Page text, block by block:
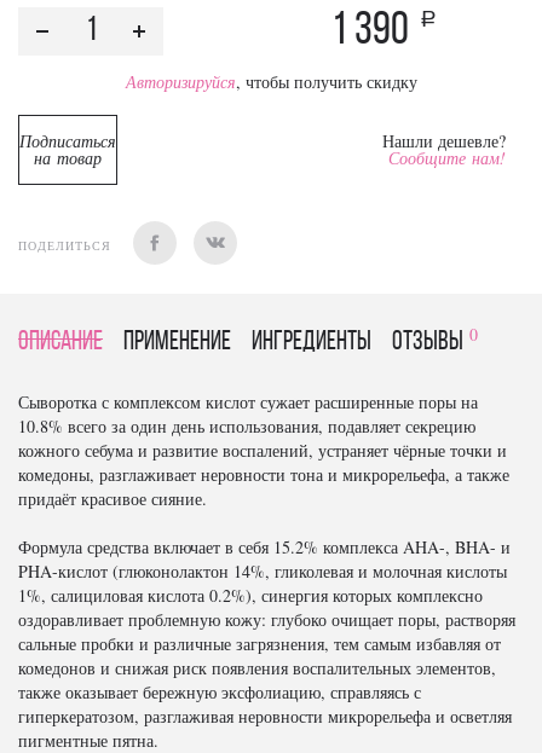
1 390 a
Авторизируйся, чтобы получить скидку
Подписаться
на товар
Нашли дешевле?
Сообщите нам!
ПОДЕЛИТЬСЯ
Описание Применение Ингредиенты отзывы 0
Сыворотка с комплексом кислот сужает расширенные поры на
10.8% всего за один день использования, подавляет секрецию
кожного себума и развитие воспалений, устраняет чёрные точки и
комедоны, разглаживает неровности тона и микрорельефа, а также
придаёт красивое сияние.
Формула средства включает в себя 15.2% комплекса AHA-, BHA- и
PHA-кислот (глюконолактон 14%, гликолевая и молочная кислоты
1%, салициловая кислота 0.2%), синергия которых комплексно
оздоравливает проблемную кожу: глубоко очищает поры, растворяя
сальные пробки и различные загрязнения, тем самым избавляя от
комедонов и снижая риск появления воспалительных элементов,
также оказывает бережную эксфолиацию, справляясь с
гиперкератозом, разглаживая неровности микрорельефа и осветляя
пигментные пятна.